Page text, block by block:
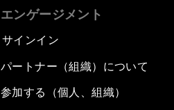
エンゲージメント
サインイン
パートナー（組織）について
参加する（個人、組織）